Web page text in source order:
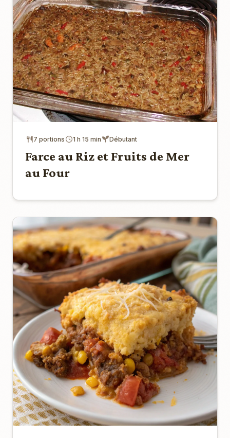
7 portions 1 h 15 min Débutant
Farce au Riz et Fruits de Mer
au Four